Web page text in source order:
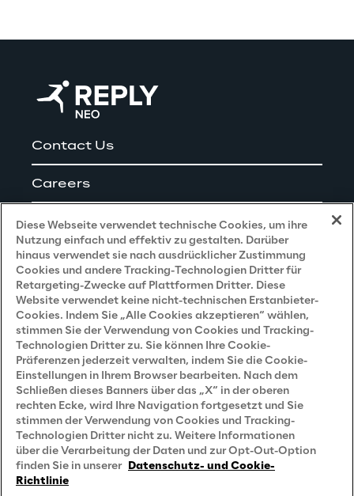
Contact Us
Careers
Impressum
Privacy and Legal
Datenschutz- und Cookie Richtlinie
Datenschutzhinweis(Bewerber)
Datenschutzhinweis (Kunden)
Datenschutzhinweis(Dienstleister)
Datenschutzhinweis(Marketing)
Grundsatzerklärung - LKSG (Deutschland)
Diese Webseite verwendet technische Cookies, um ihre
Nutzung einfach und effektiv zu gestalten. Darüber
hinaus verwendet sie nach ausdrücklicher Zustimmung
Cookies und andere Tracking-Technologien Dritter für
Retargeting-Zwecke auf Plattformen Dritter. Diese
Website verwendet keine nicht-technischen Erstanbieter-
Cookies. Indem Sie „Alle Cookies akzeptieren“ wählen,
stimmen Sie der Verwendung von Cookies und Tracking-
Technologien Dritter zu. Sie können Ihre Cookie-
Präferenzen jederzeit verwalten, indem Sie die Cookie-
Einstellungen in Ihrem Browser bearbeiten. Nach dem
Schließen dieses Banners über das „X“ in der oberen
rechten Ecke, wird Ihre Navigation fortgesetzt und Sie
stimmen der Verwendung von Cookies und Tracking-
Technologien Dritter nicht zu. Weitere Informationen
über die Verarbeitung der Daten und zur Opt-Out-Option
finden Sie in unserer Datenschutz- und Cookie-
Richtlinie